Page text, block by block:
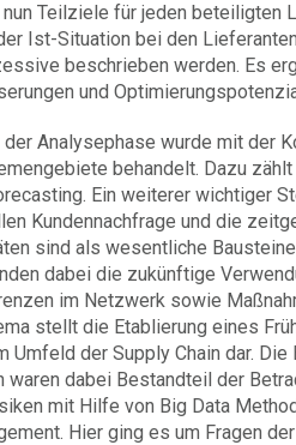
Teilziele für jeden beteiligten
Ist-Situation bei den
beschrieben werden. Es
und
Analysephase wurde mit der
behandelt. Dazu
Ein weiterer wichtiger
Kundennachfrage und die
sind als wesentliche
dabei die zukünftige
im Netzwerk sowie
stellt die Etablierung eines
Umfeld der Supply Chain dar.
waren dabei Bestandteil der
mit Hilfe von Big Data
Hier ging es um Fragen